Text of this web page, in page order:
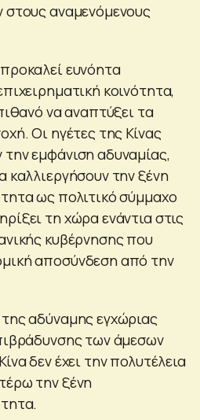
στους αναμενόμενους
ευνόητα
κοινότητα,
να αναπτύξει τα
Οι ηγέτες της Κίνας
εμφάνιση αδυναμίας,
καλλιεργήσουν την ξένη
ως πολιτικό σύμμαχο
τη χώρα ενάντια στις
κυβέρνησης που
αποσύνδεση από την
αδύναμης εγχώριας
των άμεσων
δεν έχει την πολυτέλεια
την ξένη